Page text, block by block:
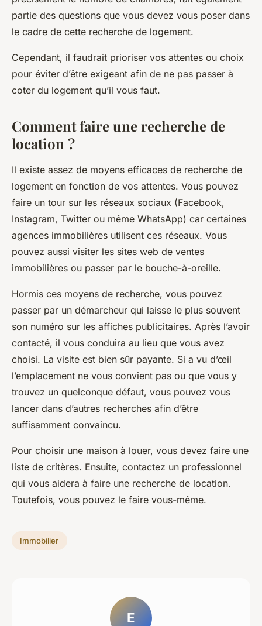
partie des questions que vous devez vous poser dans
le cadre de cette recherche de logement.
Cependant, il faudrait prioriser vos attentes ou choix
pour éviter d’être exigeant afin de ne pas passer à
coter du logement qu’il vous faut.
Comment faire une recherche de
location ?
Il existe assez de moyens efficaces de recherche de
logement en fonction de vos attentes. Vous pouvez
faire un tour sur les réseaux sociaux (Facebook,
Instagram, Twitter ou même WhatsApp) car certaines
agences immobilières utilisent ces réseaux. Vous
pouvez aussi visiter les sites web de ventes
immobilières ou passer par le bouche-à-oreille.
Hormis ces moyens de recherche, vous pouvez
passer par un démarcheur qui laisse le plus souvent
son numéro sur les affiches publicitaires. Après l’avoir
contacté, il vous conduira au lieu que vous avez
choisi. La visite est bien sûr payante. Si a vu d’œil
l’emplacement ne vous convient pas ou que vous y
trouvez un quelconque défaut, vous pouvez vous
lancer dans d’autres recherches afin d’être
suffisamment convaincu.
Pour choisir une maison à louer, vous devez faire une
liste de critères. Ensuite, contactez un professionnel
qui vous aidera à faire une recherche de location.
Toutefois, vous pouvez le faire vous-même.
Immobilier
E